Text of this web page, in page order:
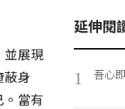
並展現
蔽身
。當有
延伸閱
1 吾心